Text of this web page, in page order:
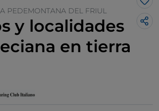
PEDEMONTANA DEL FRIUL
y localidades
en tierra
Me